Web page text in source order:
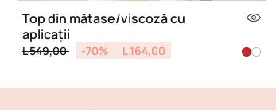
Top din mătase/viscoză cu
aplicații
Price reduced from
L 549,00 to-70% L 164,00